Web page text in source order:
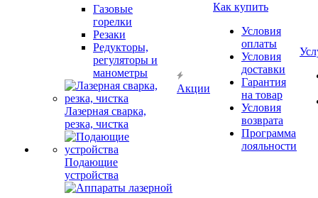
Газовые
горелки
Резаки
Редукторы,
регуляторы и
манометры
Лазерная сварка,
резка, чистка
Подающие
устройства
Акции
Как купить
Условия
оплаты
Условия
доставки
Гарантия
на товар
Условия
возврата
Программа
лояльности